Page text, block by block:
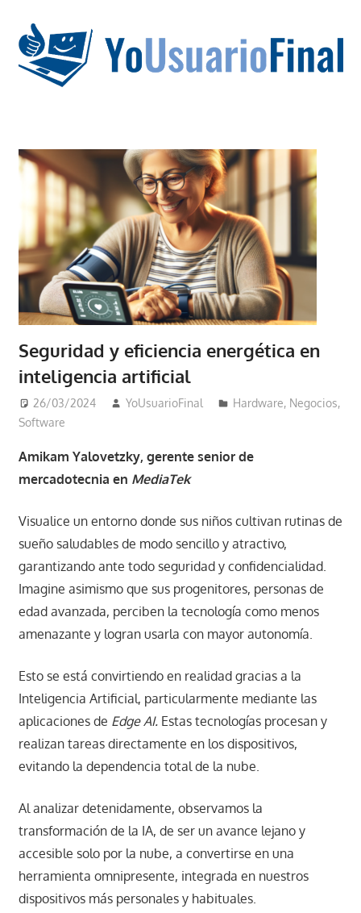
contenido
no
tiene
que
estar
en
chino
Seguridad y eficiencia energética en
inteligencia artificial
26/03/2024 YoUsuarioFinal Hardware, Negocios,
Software
Amikam Yalovetzky, gerente senior de
mercadotecnia en MediaTek
Visualice un entorno donde sus niños cultivan rutinas de
sueño saludables de modo sencillo y atractivo,
garantizando ante todo seguridad y confidencialidad.
Imagine asimismo que sus progenitores, personas de
edad avanzada, perciben la tecnología como menos
amenazante y logran usarla con mayor autonomía.
Esto se está convirtiendo en realidad gracias a la
Inteligencia Artificial, particularmente mediante las
aplicaciones de Edge AI.Estas tecnologías procesan y
realizan tareas directamente en los dispositivos,
evitando la dependencia total de la nube.
Al analizar detenidamente, observamos la
transformación de la IA, de ser un avance lejano y
accesible solo por la nube, a convertirse en una
herramienta omnipresente, integrada en nuestros
dispositivos más personales y habituales.